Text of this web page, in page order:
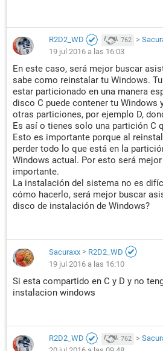
R2D2_WD 762 >
19 jul 2016 a las 16:03
En este caso, será mejor buscar
sabe como reinstalar tu Windows.
estar particionado en una manera
disco C puede contener tu Windows
otras particiones, por ejemplo D,
Es así o tienes solo una partición C
Esto es importante porque al
perder todo lo que está en la
Windows actual. Por esto será
importante.
La instalación del sistema no es
cómo hacerlo, será mejor buscar
disco de instalación de Windows?
Sacuraxx > R2D2_WD
19 jul 2016 a las 16:10
Si esta compartido en C y D y no
instalacion windows
R2D2_WD 762 >